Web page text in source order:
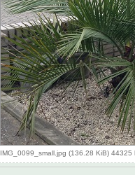
IMG_0099_small.jpg (136.28 KiB) 44325